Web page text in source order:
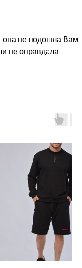
она не подошла Вам
не оправдала